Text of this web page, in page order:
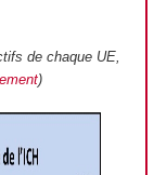
de chaque UE,
)